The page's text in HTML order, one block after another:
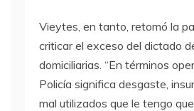
Vieytes, en tanto, retomó la
criticar el exceso del dictado
domiciliarias. “En términos
Policía significa desgaste,
mal utilizados que le tengo